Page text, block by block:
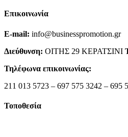
Επικοινωνία
E-mail: info@businesspromotion.gr
Διεύθυνση: ΟΙΤΗΣ 29 ΚΕΡΑΤΣΙΝΙ
Τηλέφωνα επικοινωνίας:
211 013 5723 – 697 575 3242 – 695
Τοποθεσία